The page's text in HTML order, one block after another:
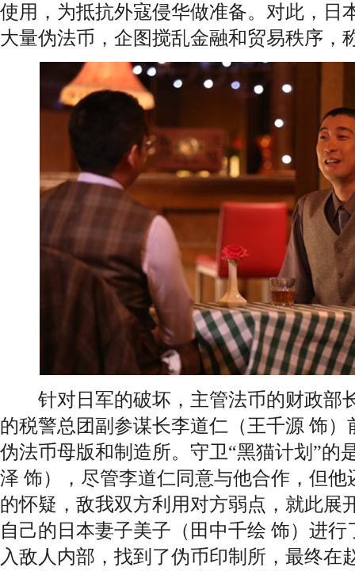
使用，为抵抗外寇侵华做准备。对此，日
大量伪法币，企图搅乱金融和贸易秩序，
针对日军的破坏，主管法币的财政部
的税警总团副参谋长李道仁（王千源 饰
伪法币母版和制造所。守卫“黑猫计划”的
泽 饰），尽管李道仁同意与他合作，但
的怀疑，敌我双方利用对方弱点，就此展
自己的日本妻子美子（田中千绘 饰）进
入敌人内部，找到了伪币印制所，最终在